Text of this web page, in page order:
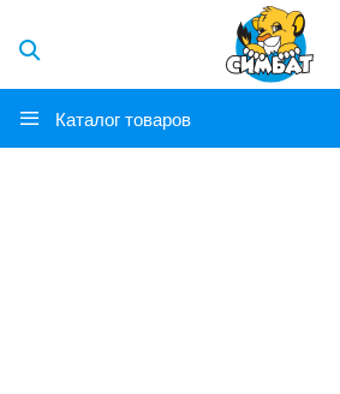
Каталог товаров